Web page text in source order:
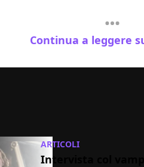
Continua a leggere
ARTICOLI
Intervista col